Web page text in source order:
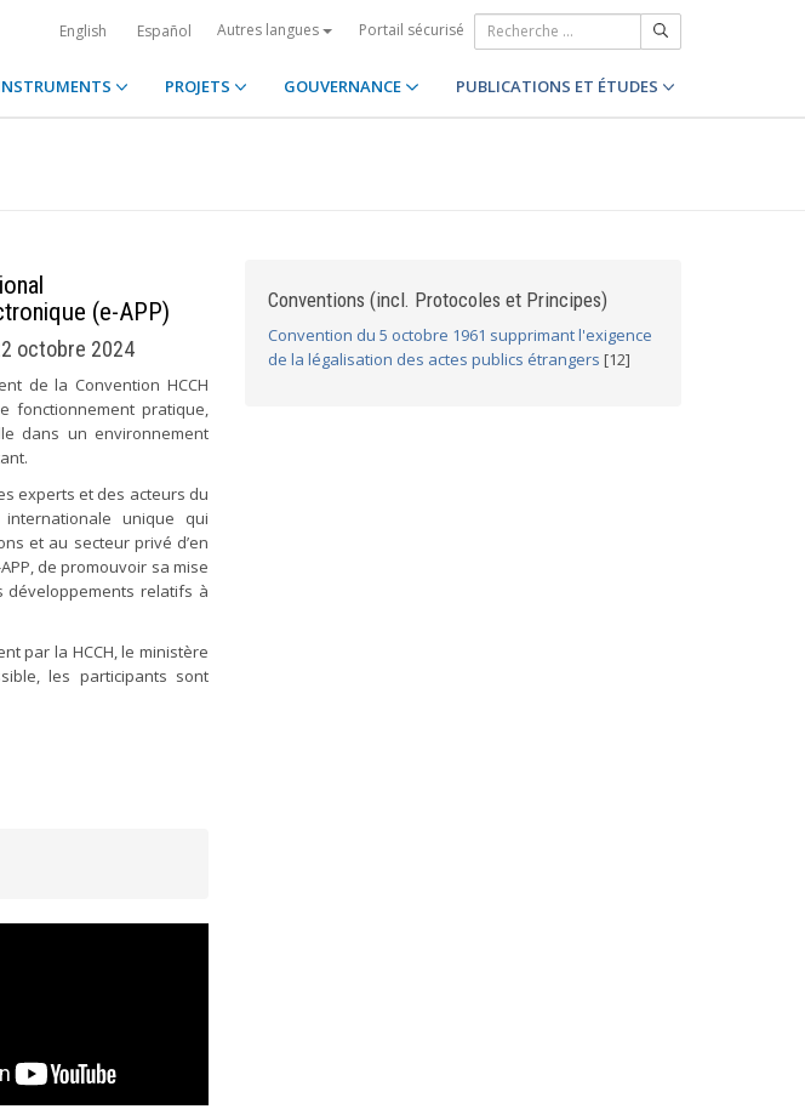
English Español Autres langues Portail sécurisé
PROJETS GOUVERNANCE PUBLICATIONS ET ÉTUDES
(e-APP)
octobre 2024
de la Convention HCCH
fonctionnement pratique,
dans un environnement
experts et des acteurs du
unique qui
et au secteur privé d’en
de promouvoir sa mise
relatifs à
par la HCCH, le ministère
les participants sont
Conventions (incl. Protocoles et Principes)
Convention du 5 octobre 1961 supprimant l'exigence
de la légalisation des actes publics étrangers [12]